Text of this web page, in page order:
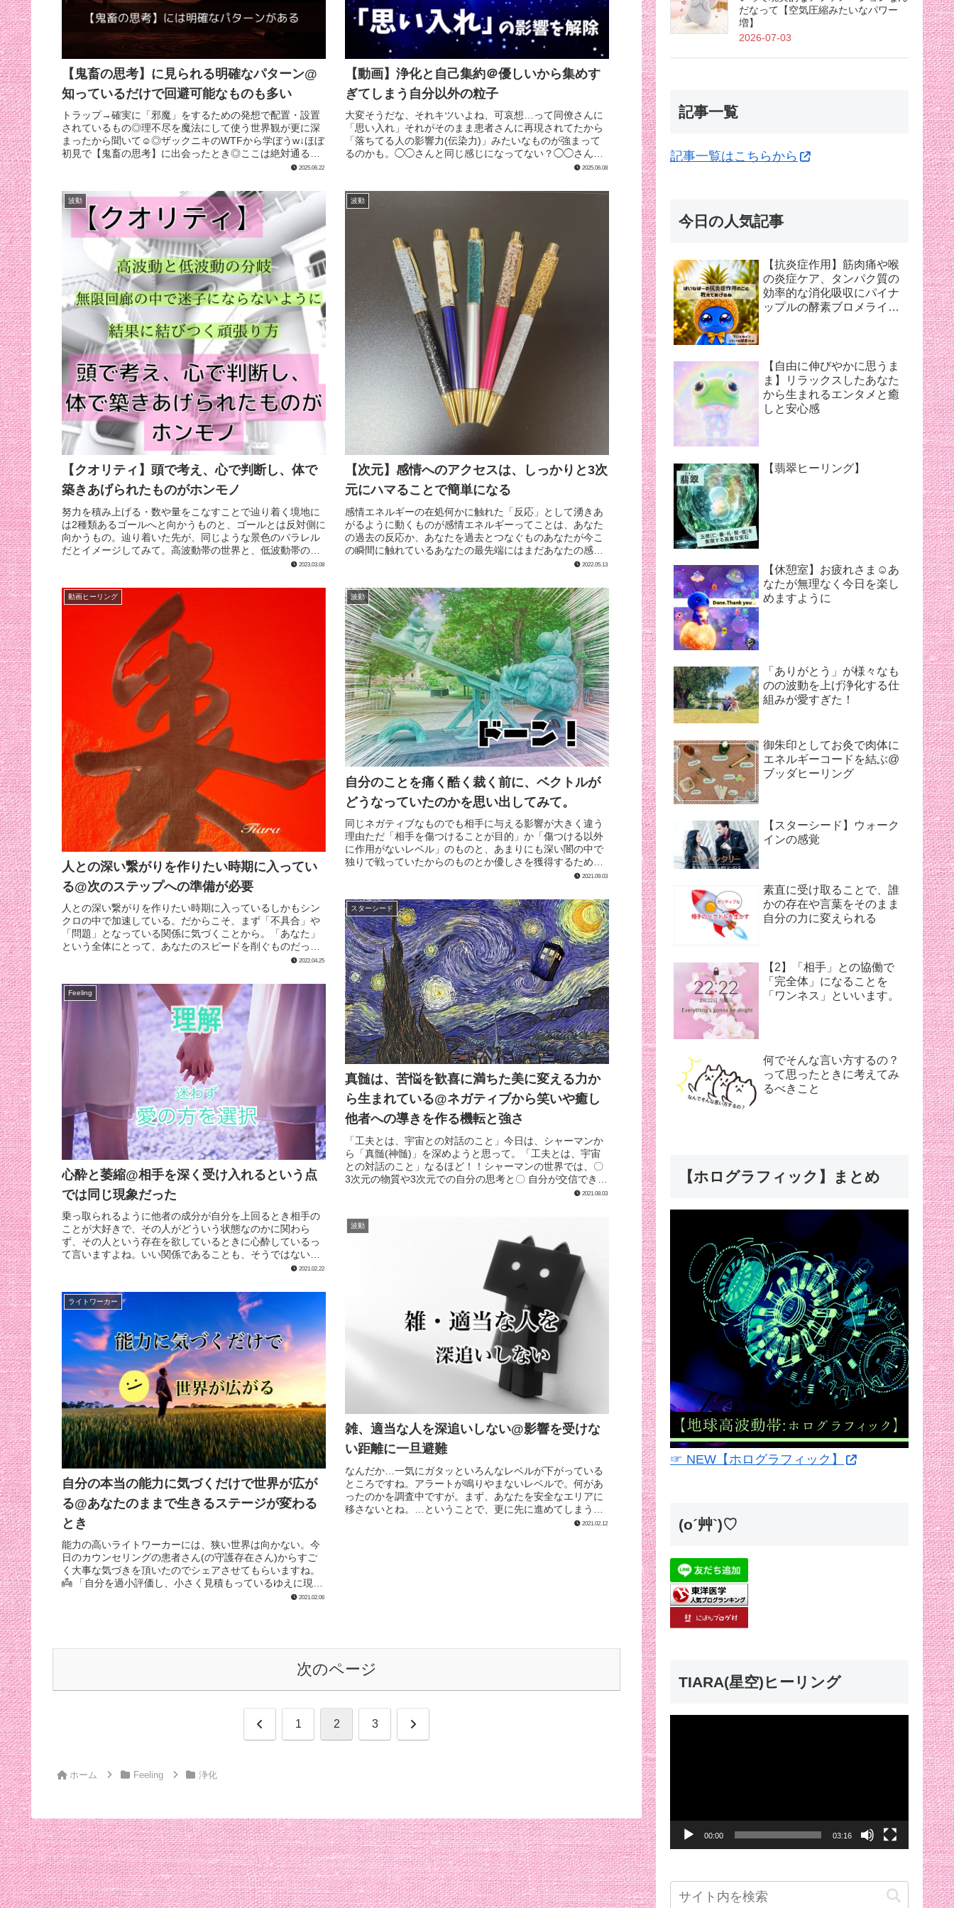
【鬼畜の思考】に見られる明確なパターン@
知っているだけで回避可能なものも多い
トラップ→確実に「邪魔」をするための発想で配置・設置
されているもの◎理不尽を魔法にして使う世界観が更に深
まったから聞いて☺︎◎ザックニキのWTFから学ぼうw↓ほぼ
初見で【鬼畜の思考】に出会ったとき◎ここは絶対通るよ
2025.06.22
【動画】浄化と自己集約＠優しいから集めす
ぎてしまう自分以外の粒子
大変そうだな、それキツいよね、可哀想…って同僚さんに
「思い入れ」それがそのまま患者さんに再現されてたから
「落ちてる人の影響力(伝染力)」みたいなものが強まって
るのかも。◯◯さんと同じ感じになってない？◯◯さんと
2025.06.08
波動
【クオリティ】頭で考え、心で判断し、体で
築きあげられたものがホンモノ
努力を積み上げる・数や量をこなすことで辿り着く境地に
は2種類あるゴールへと向かうものと、ゴールとは反対側に
向かうもの。辿り着いた先が、同じような景色のパラレル
だとイメージしてみて。高波動帯の世界と、低波動帯の世
2023.03.08
波動
【次元】感情へのアクセスは、しっかりと3次
元にハマることで簡単になる
感情エネルギーの在処何かに触れた「反応」として湧きあ
がるように動くものが感情エネルギーってことは、あなた
の過去の反応か、あなたを過去とつなぐものあなたが今こ
の瞬間に触れているあなたの最先端にはまだあなたの感情
2022.05.13
動画ヒーリング
人との深い繋がりを作りたい時期に入ってい
る@次のステップへの準備が必要
人との深い繋がりを作りたい時期に入っているしかもシン
クロの中で加速している。だからこそ、まず「不具合」や
「問題」となっている関係に気づくことから。「あなた」
という全体にとって、あなたのスピードを削ぐものだった
2022.04.25
波動
自分のことを痛く酷く裁く前に、ベクトルが
どうなっていたのかを思い出してみて。
同じネガティブなものでも相手に与える影響が大きく違う
理由ただ「相手を傷つけることが目的」か「傷つける以外
に作用がないレベル」のものと、あまりにも深い闇の中で
独りで戦っていたからのものとか優しさを獲得するための
2021.09.03
スターシード
真髄は、苦悩を歓喜に満ちた美に変える力か
ら生まれている@ネガティブから笑いや癒し
他者への導きを作る機転と強さ
「工夫とは、宇宙との対話のこと」今日は、シャーマンか
ら「真髄(神髄)」を深めようと思って。「工夫とは、宇宙
との対話のこと」なるほど！！シャーマンの世界では、〇
3次元の物質や3次元での自分の思考と〇 自分が交信できる
2021.08.03
Feeling
心酔と萎縮@相手を深く受け入れるという点
では同じ現象だった
乗っ取られるように他者の成分が自分を上回るとき相手の
ことが大好きで、その人がどういう状態なのかに関わら
ず、その人という存在を欲しているときに心酔しているっ
て言いますよね。いい関係であることも、そうではない場
2021.02.22
波動
雑、適当な人を深追いしない@影響を受けな
い距離に一旦避難
なんだか…一気にガタッといろんなレベルが下がっている
ところですね。アラートが鳴りやまないレベルで。何があ
ったのかを調査中ですが。まず、あなたを安全なエリアに
移さないとね。…ということで、更に先に進めてしまうこ
2021.02.12
ライトワーカー
自分の本当の能力に気づくだけで世界が広が
る@あなたのままで生きるステージが変わる
とき
能力の高いライトワーカーには、狭い世界は向かない。今
日のカウンセリングの患者さん(の守護存在さん)からすご
く大事な気づきを頂いたのでシェアさせてもらいますね。
👼 「自分を過小評価し、小さく見積もっているゆえに現実
2021.02.06
次のページ
前 1 2 3 次
ホーム Feeling 浄化
だなって【空気圧縮みたいなパワー
増】
2026-07-03
記事一覧
記事一覧はこちらから
今日の人気記事
【抗炎症作用】筋肉痛や喉
の炎症ケア、タンパク質の
効率的な消化吸収にパイナ
ップルの酵素ブロメライン
【自由に伸びやかに思うま
ま】リラックスしたあなた
から生まれるエンタメと癒
しと安心感
【翡翠ヒーリング】
【休憩室】お疲れさま☺︎あ
なたが無理なく今日を楽し
めますように
「ありがとう」が様々なも
のの波動を上げ浄化する仕
組みが愛すぎた！
御朱印としてお灸で肉体に
エネルギーコードを結ぶ@
ブッダヒーリング
【スターシード】ウォーク
インの感覚
素直に受け取ることで、誰
かの存在や言葉をそのまま
自分の力に変えられる
【2】「相手」との協働で
「完全体」になることを
「ワンネス」といいます。
何でそんな言い方するの？
って思ったときに考えてみ
るべきこと
【ホログラフィック】まとめ
☞ NEW【ホログラフィック】
(o´艸`)♡
TIARA(星空)ヒーリング
00:00 03:16